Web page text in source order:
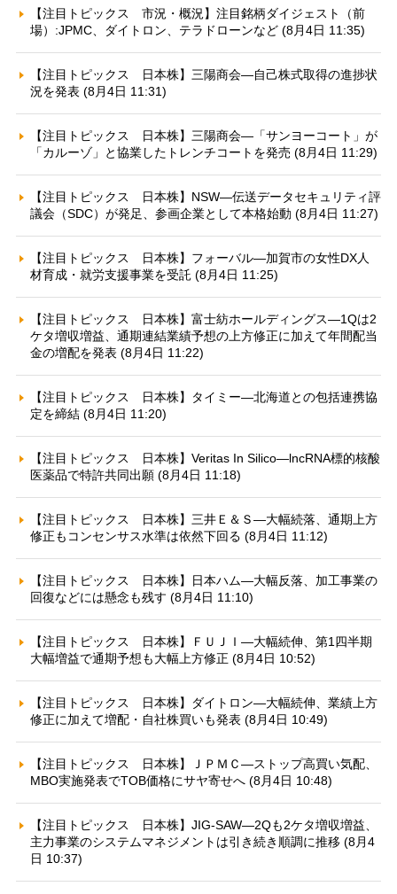
【注目トピックス 市況・概況】注目銘柄ダイジェスト（前
場）:JPMC、ダイトロン、テラドローンなど (8月4日 11:35)
【注目トピックス 日本株】三陽商会—自己株式取得の進捗状
況を発表 (8月4日 11:31)
【注目トピックス 日本株】三陽商会—「サンヨーコート」が
「カルーゾ」と協業したトレンチコートを発売 (8月4日 11:29)
【注目トピックス 日本株】NSW—伝送データセキュリティ評
議会（SDC）が発足、参画企業として本格始動 (8月4日 11:27)
【注目トピックス 日本株】フォーバル—加賀市の女性DX人
材育成・就労支援事業を受託 (8月4日 11:25)
【注目トピックス 日本株】富士紡ホールディングス—1Qは2
ケタ増収増益、通期連結業績予想の上方修正に加えて年間配当
金の増配を発表 (8月4日 11:22)
【注目トピックス 日本株】タイミー—北海道との包括連携協
定を締結 (8月4日 11:20)
【注目トピックス 日本株】Veritas In Silico—lncRNA標的核酸
医薬品で特許共同出願 (8月4日 11:18)
【注目トピックス 日本株】三井Ｅ＆Ｓ—大幅続落、通期上方
修正もコンセンサス水準は依然下回る (8月4日 11:12)
【注目トピックス 日本株】日本ハム—大幅反落、加工事業の
回復などには懸念も残す (8月4日 11:10)
【注目トピックス 日本株】ＦＵＪＩ—大幅続伸、第1四半期
大幅増益で通期予想も大幅上方修正 (8月4日 10:52)
【注目トピックス 日本株】ダイトロン—大幅続伸、業績上方
修正に加えて増配・自社株買いも発表 (8月4日 10:49)
【注目トピックス 日本株】ＪＰＭＣ—ストップ高買い気配、
MBO実施発表でTOB価格にサヤ寄せへ (8月4日 10:48)
【注目トピックス 日本株】JIG-SAW—2Qも2ケタ増収増益、
主力事業のシステムマネジメントは引き続き順調に推移 (8月4
日 10:37)